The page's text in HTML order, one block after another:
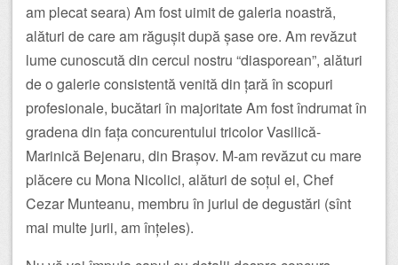
am plecat seara) Am fost uimit de galeria noastră,
alături de care am răgușit după șase ore. Am revăzut
lume cunoscută din cercul nostru “diasporean”, alături
de o galerie consistentă venită din țară în scopuri
profesionale, bucătari în majoritate Am fost îndrumat în
gradena din fața concurentului tricolor Vasilică-
Marinică Bejenaru, din Brașov. M-am revăzut cu mare
plăcere cu Mona Nicolici, alături de soțul ei, Chef
Cezar Munteanu, membru în juriul de degustări (sînt
mai multe jurii, am înțeles).